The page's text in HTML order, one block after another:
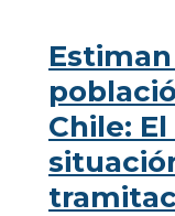
Chile: